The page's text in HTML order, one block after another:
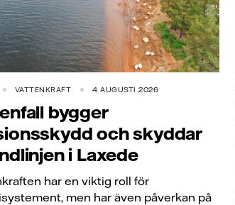
VATTENKRAFT 4 AUGUSTI 2026
bygger
och skyddar
i Laxede
har en viktig roll för
men har även påverkan på